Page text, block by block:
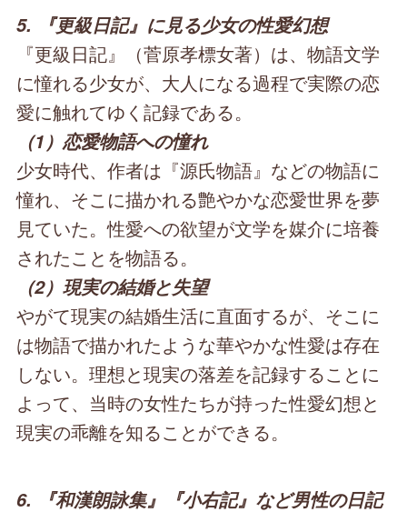
5. 『更級日記』に見る少女の性愛幻想
『更級日記』（菅原孝標女著）は、物語文学
に憧れる少女が、大人になる過程で実際の恋
愛に触れてゆく記録である。
（1）恋愛物語への憧れ
少女時代、作者は『源氏物語』などの物語に
憧れ、そこに描かれる艶やかな恋愛世界を夢
見ていた。性愛への欲望が文学を媒介に培養
されたことを物語る。
（2）現実の結婚と失望
やがて現実の結婚生活に直面するが、そこに
は物語で描かれたような華やかな性愛は存在
しない。理想と現実の落差を記録することに
よって、当時の女性たちが持った性愛幻想と
現実の乖離を知ることができる。
6. 『和漢朗詠集』『小右記』など男性の日記